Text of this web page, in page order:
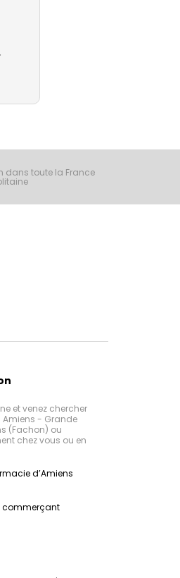
dans toute la France
et venez chercher
- Grande
(Fachon) ou
chez vous ou en
d’Amiens
commerçant